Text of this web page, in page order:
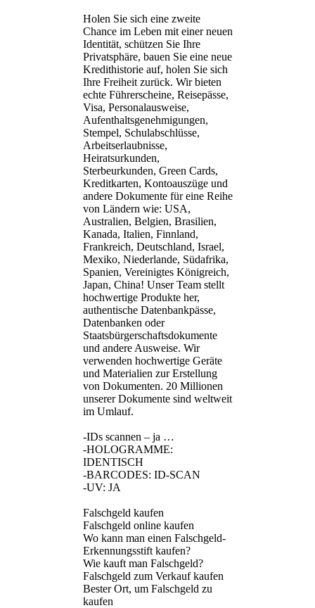
Holen Sie sich eine zweite
Chance im Leben mit einer neuen
Identität, schützen Sie Ihre
Privatsphäre, bauen Sie eine neue
Kredithistorie auf, holen Sie sich
Ihre Freiheit zurück. Wir bieten
echte Führerscheine, Reisepässe,
Visa, Personalausweise,
Aufenthaltsgenehmigungen,
Stempel, Schulabschlüsse,
Arbeitserlaubnisse,
Heiratsurkunden,
Sterbeurkunden, Green Cards,
Kreditkarten, Kontoauszüge und
andere Dokumente für eine Reihe
von Ländern wie: USA,
Australien, Belgien, Brasilien,
Kanada, Italien, Finnland,
Frankreich, Deutschland, Israel,
Mexiko, Niederlande, Südafrika,
Spanien, Vereinigtes Königreich,
Japan, China! Unser Team stellt
hochwertige Produkte her,
authentische Datenbankpässe,
Datenbanken oder
Staatsbürgerschaftsdokumente
und andere Ausweise. Wir
verwenden hochwertige Geräte
und Materialien zur Erstellung
von Dokumenten. 20 Millionen
unserer Dokumente sind weltweit
im Umlauf.
-IDs scannen – ja …
-HOLOGRAMME:
IDENTISCH
-BARCODES: ID-SCAN
-UV: JA
Falschgeld kaufen
Falschgeld online kaufen
Wo kann man einen Falschgeld-
Erkennungsstift kaufen?
Wie kauft man Falschgeld?
Falschgeld zum Verkauf kaufen
Bester Ort, um Falschgeld zu
kaufen